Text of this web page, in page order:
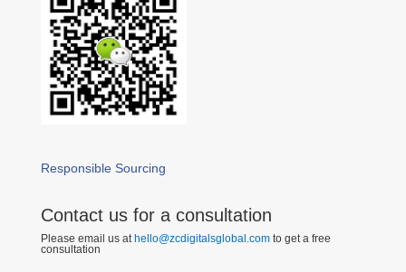
Responsible Sourcing
Contact us for a consultation
Please email us at hello@zcdigitalsglobal.comto get a free
consultation